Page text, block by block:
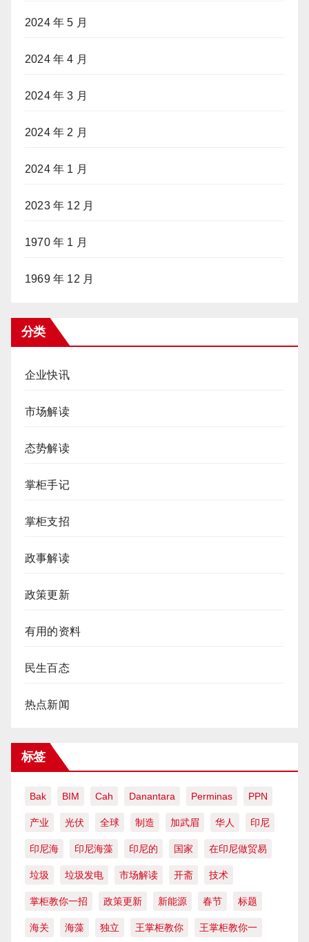
2024 年 5 月
2024 年 4 月
2024 年 3 月
2024 年 2 月
2024 年 1 月
2023 年 12 月
1970 年 1 月
1969 年 12 月
分类
企业快讯
市场解读
态势解读
掌柜手记
掌柜支招
政事解读
政策更新
有用的资料
民生百态
热点新闻
标签
Bak BIM Cah Danantara Perminas PPN
产业 光伏 全球 制造 加武眉 华人 印尼
印尼海 印尼海藻 印尼的 国家 在印尼做贸易
垃圾 垃圾发电 市场解读 开斋 技术
掌柜教你一招 政策更新 新能源 春节 标题
海关 海藻 独立 王掌柜教你 王掌柜教你一